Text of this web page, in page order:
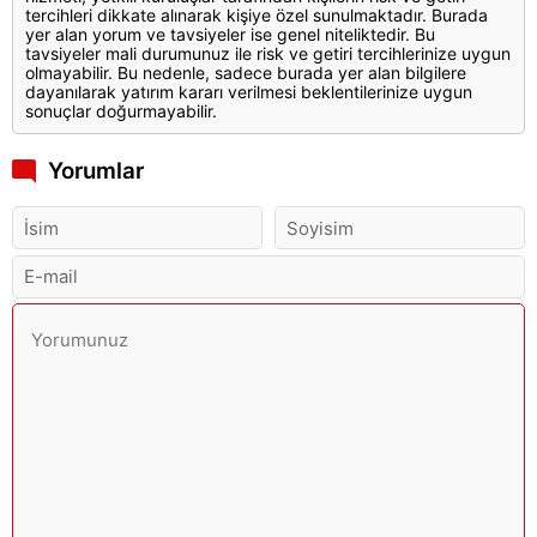
tercihleri dikkate alınarak kişiye özel sunulmaktadır. Burada
yer alan yorum ve tavsiyeler ise genel niteliktedir. Bu
tavsiyeler mali durumunuz ile risk ve getiri tercihlerinize uygun
olmayabilir. Bu nedenle, sadece burada yer alan bilgilere
dayanılarak yatırım kararı verilmesi beklentilerinize uygun
sonuçlar doğurmayabilir.
Yorumlar